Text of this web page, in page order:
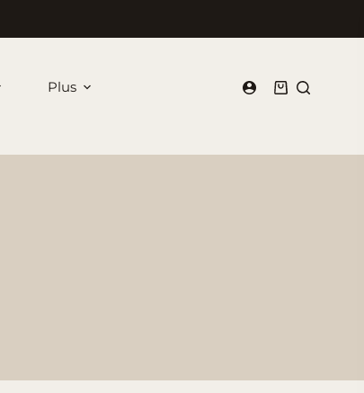
Plus
Panier